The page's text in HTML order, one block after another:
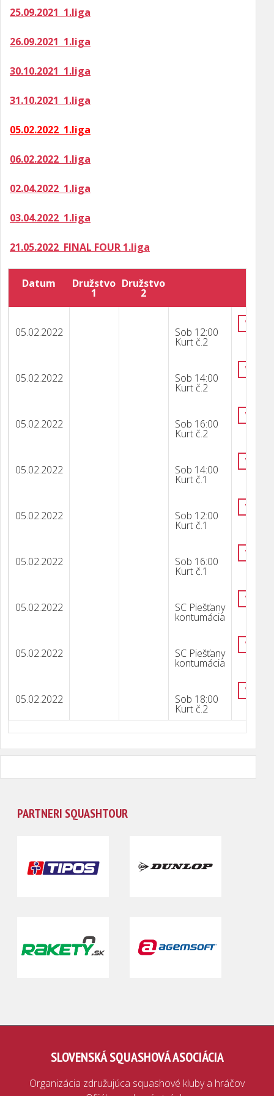
25.09.2021 1.liga
26.09.2021 1.liga
30.10.2021 1.liga
31.10.2021 1.liga
05.02.2022 1.liga
06.02.2022 1.liga
02.04.2022 1.liga
03.04.2022 1.liga
21.05.2022 FINAL FOUR 1.liga
Datum Družstvo
1
Družstvo
2
05.02.2022 Sob 12:00
Kurt č.2
05.02.2022 Sob 14:00
Kurt č.2
05.02.2022 Sob 16:00
Kurt č.2
05.02.2022 Sob 14:00
Kurt č.1
05.02.2022 Sob 12:00
Kurt č.1
05.02.2022 Sob 16:00
Kurt č.1
05.02.2022 SC Piešťany
kontumácia
05.02.2022 SC Piešťany
kontumácia
05.02.2022 Sob 18:00
Kurt č.2
PARTNERI SQUASHTOUR
SLOVENSKÁ SQUASHOVÁ ASOCIÁCIA
Organizácia združujúca squashové kluby a hráčov